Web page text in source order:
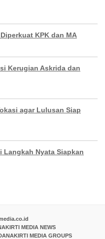
KPK dan MA
Kerugian Askrida dan
agar Lulusan Siap
Langkah Nyata Siapkan
MEDIA NEWS
MEDIA GROUPS